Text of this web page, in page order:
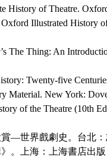
History of Theatre.
Illustrated History
The Thing: An
Twenty-five
Material. New York:
of the Theatre (10th
—世界戲劇史。台北：
。上海：上海書店出版